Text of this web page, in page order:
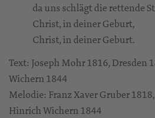
da uns schlägt die rettende
Christ, in deiner Geburt,
Christ, in deiner Geburt.
Text: Joseph Mohr 1816, Dresden
Wichern 1844
Melodie: Franz Xaver Gruber
Hinrich Wichern 1844